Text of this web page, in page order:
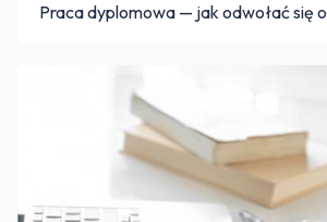
Praca dyplomowa — jak odwołać się